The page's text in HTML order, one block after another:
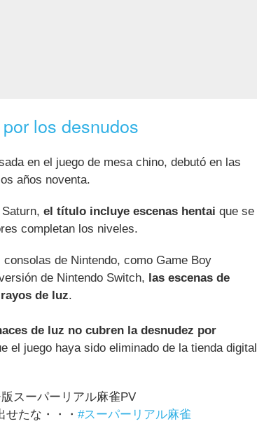
los desnudos
en el juego de mesa chino, debutó en las
años noventa.
el título incluye escenas hentai que se
completan los niveles.
de Nintendo, como Game Boy
de Nintendo Switch, las escenas de
de luz.
de luz no cubren la desnudez por
el juego haya sido eliminado de la tienda digital
スーパーリアル麻雀PV
せたな・・・ #スーパーリアル麻雀